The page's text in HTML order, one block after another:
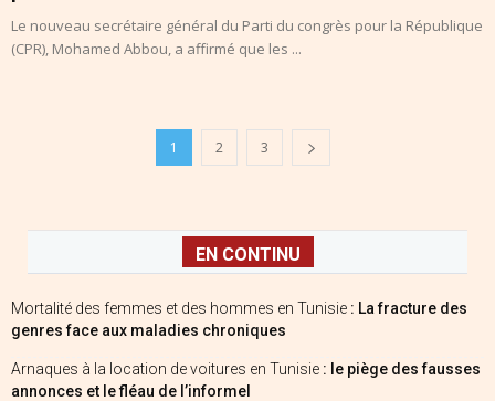
Le nouveau secrétaire général du Parti du congrès pour la République
(CPR), Mohamed Abbou, a affirmé que les ...
1 2 3
EN CONTINU
Mortalité des femmes et des hommes en Tunisie : La fracture des
genres face aux maladies chroniques
Arnaques à la location de voitures en Tunisie : le piège des fausses
annonces et le fléau de l’informel